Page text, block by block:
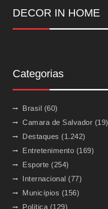
DECOR IN HOME
Categorias
Brasil (60)
Camara de Salvador (19)
Destaques (1.242)
Entretenimento (169)
Esporte (254)
Internacional (77)
Municípios (156)
Política (129)